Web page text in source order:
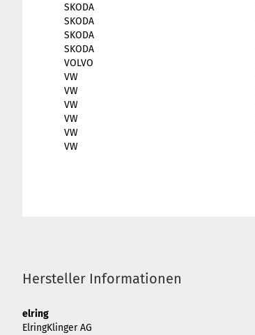
SKODA
SKODA
SKODA
SKODA
VOLVO
VW
VW
VW
VW
VW
VW
Hersteller Informationen
elring
ElringKlinger AG